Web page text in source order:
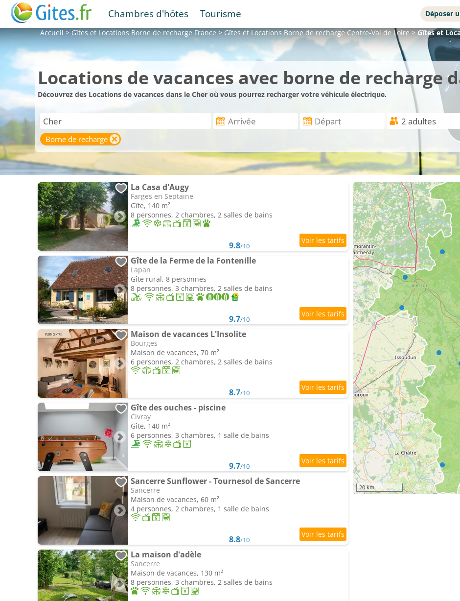
Chambres d'hôtes Tourisme Déposer
Accueil>Gîtes et LocationsBorne de recharge France>Gîtes et LocationsBorne de recharge Centre-Val de Loire>Gîtes et
Locations de vacances avec borne de recharge
Découvrez des Locations de vacances dans le Cher où vous pourrez recharger votre véhicule électrique.
Borne de recharge
La Casa d'Augy
Farges en Septaine
Gîte, 140 m²
8 personnes, 2 chambres, 2 salles de bains
9.8/10
Gîte de la Ferme de la Fontenille
Lapan
Gîte rural, 8 personnes
8 personnes, 3 chambres, 2 salles de bains
9.7/10
Maison de vacances L'Insolite
Bourges
Maison de vacances, 70 m²
6 personnes, 2 chambres, 2 salles de bains
8.7/10
Gîte des ouches - piscine
Civray
Gîte, 140 m²
6 personnes, 3 chambres, 1 salle de bains
9.7/10
Sancerre Sunflower - Tournesol de Sancerre
Sancerre
Maison de vacances, 60 m²
4 personnes, 2 chambres, 1 salle de bains
8.8/10
La maison d'adèle
Sancerre
Maison de vacances, 130 m²
8 personnes, 3 chambres, 2 salles de bains
20 km